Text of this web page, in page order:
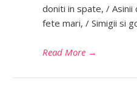
doniti in spate, /
fete mari, / Simigii si
Read More →